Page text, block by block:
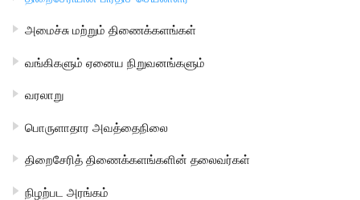
அமைச்சு மற்றும் திணைக்களங்கள்
வங்கிகளும் ஏனைய நிறுவனங்களும்
வரலாறு
பொருளாதார அவத்தைநிலை
திறைசேரித் திணைக்களங்களின் தலைவர்கள்
நிழற்பட அரங்கம்